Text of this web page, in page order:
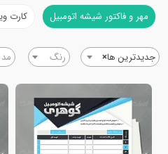
مهر و فاکتور شیشه اتومبیل کارت
×جدیدترین ها رنگ